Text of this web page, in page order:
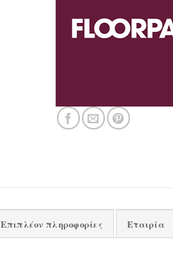
Επιπλέον πληροφορίες Εταιρία